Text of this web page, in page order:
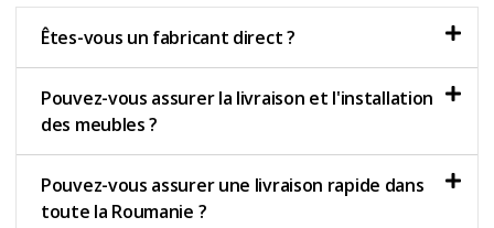
Êtes-vous un fabricant direct ?
Pouvez-vous assurer la livraison et l'installation
des meubles ?
Pouvez-vous assurer une livraison rapide dans
toute la Roumanie ?